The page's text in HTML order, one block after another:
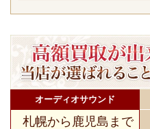
オーディオサウンド
札幌から鹿児島まで